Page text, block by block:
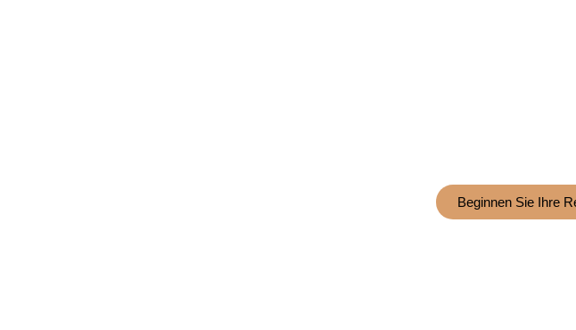
Beginnen Sie Ihre